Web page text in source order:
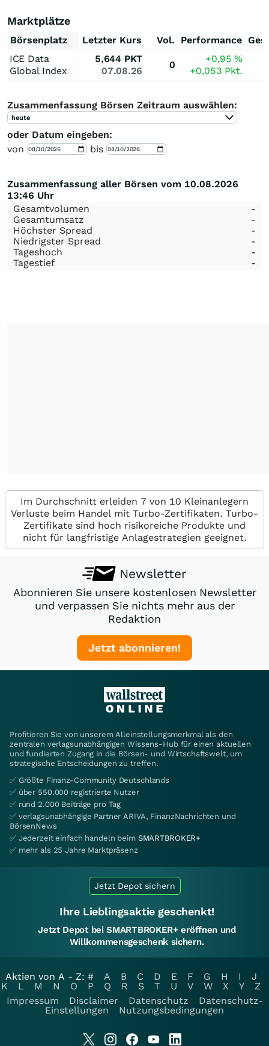
Marktplätze
Börsenplatz Letzter Kurs Vol. Performance
ICE Data
Global Index
5,644 PKT
07.08.26
0
+0,95%
+0,053 Pkt.
Zusammenfassung Börsen Zeitraum auswählen:
heute
oder Datum eingeben:
von
bis
Zusammenfassung aller Börsen vom 10.08.2026
13:46 Uhr
Gesamtvolumen
-
Gesamtumsatz
-
Höchster Spread
-
Niedrigster Spread
-
Tageshoch
-
Tagestief
-
Im Durchschnitt erleiden 7 von 10 Kleinanlegern
Verluste beim Handel mit Turbo-Zertifikaten. Turbo-
Zertifikate sind hoch risikoreiche Produkte und
nicht für langfristige Anlagestrategien geeignet.
Newsletter
Abonnieren Sie unsere kostenlosen Newsletter
und verpassen Sie nichts mehr aus der
Redaktion
Jetzt abonnieren!
Profitieren Sie von unserem Alleinstellungsmerkmal als den
zentralen verlagsunabhängigen Wissens-Hub für einen aktuellen
und fundierten Zugang in die Börsen- und Wirtschaftswelt, um
strategische Entscheidungen zu treffen.
✅ Größte Finanz-Community Deutschlands
✅ über 550.000 registrierte Nutzer
✅ rund 2.000 Beiträge pro Tag
✅ verlagsunabhängige Partner ARIVA, FinanzNachrichten und
BörsenNews
✅ Jederzeit einfach handeln beim SMARTBROKER+
✅ mehr als 25 Jahre Marktpräsenz
Jetzt Depot sichern
Ihre Lieblingsaktie geschenkt!
Jetzt Depot bei SMARTBROKER+ eröffnen und
Willkommensgeschenk sichern.
Aktien von A - Z: # A B C D E F G H I
J
K
L M N O P Q R S T U V W X Y
Z
Impressum
Disclaimer Datenschutz
Datenschutz-
Einstellungen
Nutzungsbedingungen